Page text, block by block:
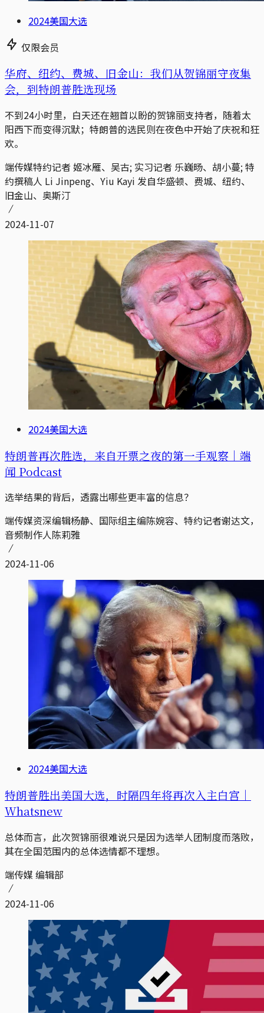
2024美国大选
仅限会员
华府、纽约、费城、旧金山：我们从贺锦丽守夜集
会，到特朗普胜选现场
不到24小时里，白天还在翘首以盼的贺锦丽支持者，随着太
阳西下而变得沉默；特朗普的选民则在夜色中开始了庆祝和狂
欢。
端传媒特约记者 姬冰雁、吴古; 实习记者 乐巍旸、胡小蔓; 特
约撰稿人 Li Jinpeng、Yiu Kayi 发自华盛顿、费城、纽约、
旧金山、奥斯汀
2024-11-07
2024美国大选
特朗普再次胜选，来自开票之夜的第一手观察｜端
闻 Podcast
选举结果的背后，透露出哪些更丰富的信息？
端传媒资深编辑杨静、国际组主编陈婉容、特约记者谢达文，
音频制作人陈莉雅
2024-11-06
2024美国大选
特朗普胜出美国大选，时隔四年将再次入主白宫｜
Whatsnew
总体而言，此次贺锦丽很难说只是因为选举人团制度而落败，
其在全国范围内的总体选情都不理想。
端传媒 编辑部
2024-11-06